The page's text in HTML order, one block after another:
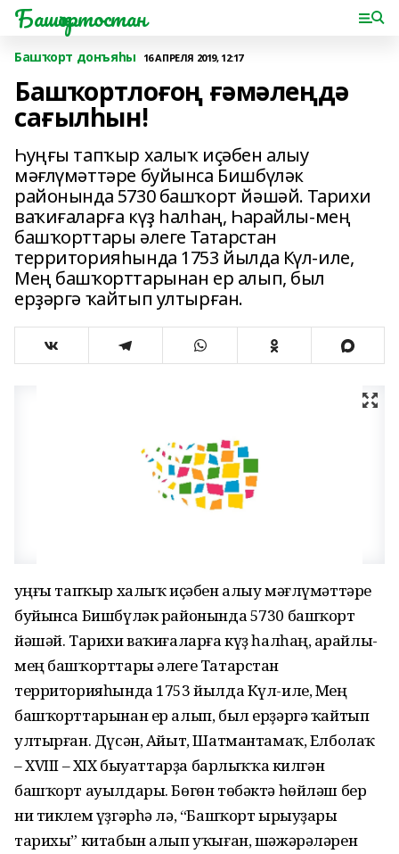
Башҡортостан
Башҡорт донъяһы 16 АПРЕЛЯ 2019, 12:17
Башҡортлоғоң ғәмәлеңдә
сағылһын!
Һуңғы тапҡыр халыҡ иҫәбен алыу
мәғлүмәттәре буйынса Бишбүләк
районында 5730 башҡорт йәшәй. Тарихи
ваҡиғаларға күҙ һалһаң, Һарайлы-мең
башҡорттары әлеге Татарстан
территорияһында 1753 йылда Күл-иле,
Мең башҡорттарынан ер алып, был
ерҙәргә ҡайтып ултырған.
Һуңғы тапҡыр халыҡ иҫәбен алыу мәғлүмәттәре
буйынса Бишбүләк районында 5730 башҡорт
йәшәй. Тарихи ваҡиғаларға күҙ һалһаң, Һарайлы-
мең башҡорттары әлеге Татарстан
территорияһында 1753 йылда Күл-иле, Мең
башҡорттарынан ер алып, был ерҙәргә ҡайтып
ултырған. Дүсән, Айыт, Шатмантамаҡ, Елболаҡ
– XVIII – XIX быуаттарҙа барлыҡҡа килгән
башҡорт ауылдары. Бөгөн төбәктә һөйләш бер
ни тиклем үҙгәрһә лә, “Башҡорт ырыуҙары
тарихы” китабын алып уҡыған, шәжәрәләрен